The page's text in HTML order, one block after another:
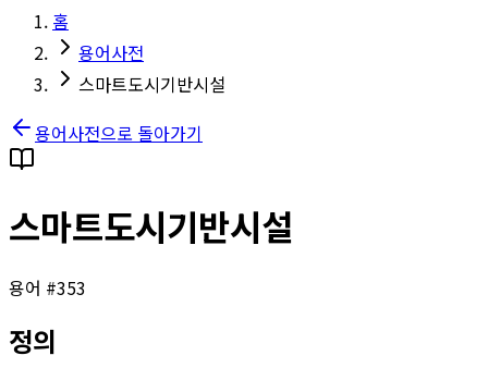
홈
용어사전
스마트도시기반시설
용어사전으로 돌아가기
스마트도시기반시설
용어 #353
정의